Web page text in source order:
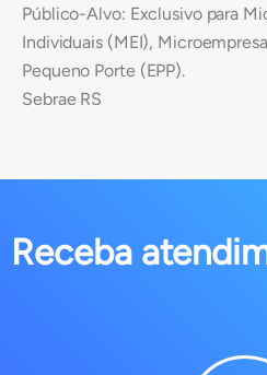
Público-Alvo: Exclusivo para
Individuais (MEI),
Pequeno Porte (EPP).
Sebrae RS
Receba